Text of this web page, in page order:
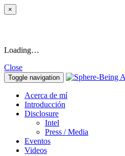
×
Loading…
Close
Toggle navigation
Acerca de mí
Introducción
Disclosure
Intel
Press / Media
Eventos
Videos